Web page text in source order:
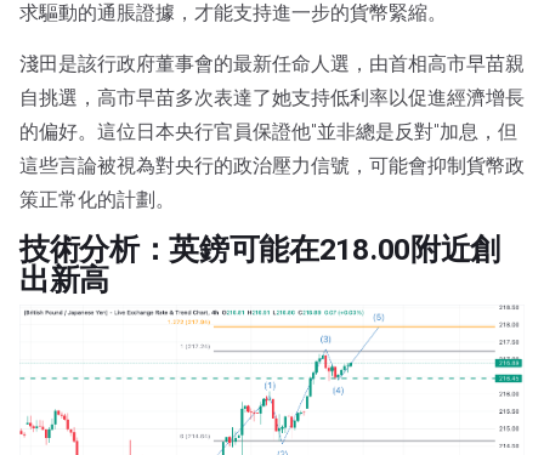
求驅動的通脹證據，才能支持進一步的貨幣緊縮。
淺田是該行政府董事會的最新任命人選，由首相高市早苗親
自挑選，高市早苗多次表達了她支持低利率以促進經濟增長
的偏好。這位日本央行官員保證他"並非總是反對"加息，但
這些言論被視為對央行的政治壓力信號，可能會抑制貨幣政
策正常化的計劃。
技術分析：英鎊可能在218.00附近創
出新高